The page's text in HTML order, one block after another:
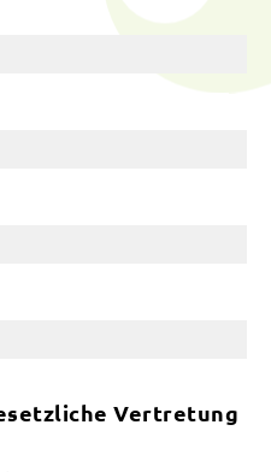
Vertretung